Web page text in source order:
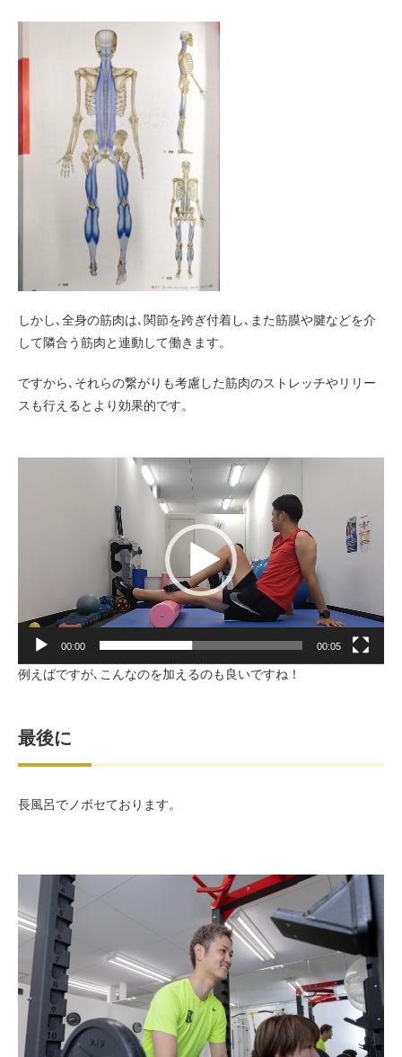
しかし､全身の筋肉は､関節を跨ぎ付着し､また筋膜や腱などを介
して隣合う筋肉と連動して働きます。
ですから､それらの繋がりも考慮した筋肉のストレッチやリリー
スも行えるとより効果的です。
00:00 00:05
例えばですが､こんなのを加えるのも良いですね！
最後に
長風呂でノボセております。